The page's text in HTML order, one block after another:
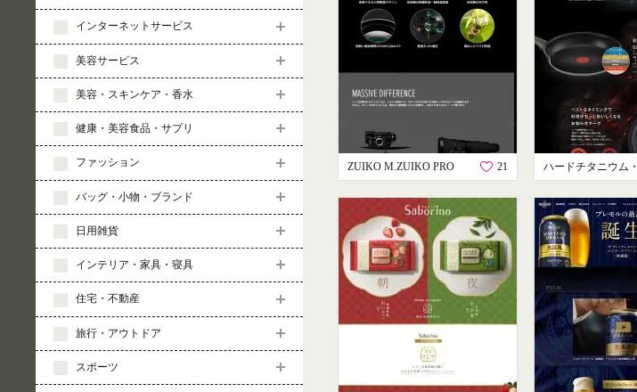
インターネットサービス
美容サービス
美容・スキンケア・香水
健康・美容食品・サプリ
ファッション
バッグ・小物・ブランド
日用雑貨
インテリア・家具・寝具
住宅・不動産
旅行・アウトドア
スポーツ
ZUIKO M.ZUIKO PRO 21